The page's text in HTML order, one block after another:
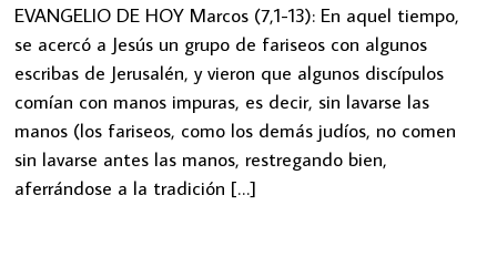
EVANGELIO DE HOY Marcos (7,1-13): En aquel tiempo,
se acercó a Jesús un grupo de fariseos con algunos
escribas de Jerusalén, y vieron que algunos discípulos
comían con manos impuras, es decir, sin lavarse las
manos (los fariseos, como los demás judíos, no comen
sin lavarse antes las manos, restregando bien,
aferrándose a la tradición […]